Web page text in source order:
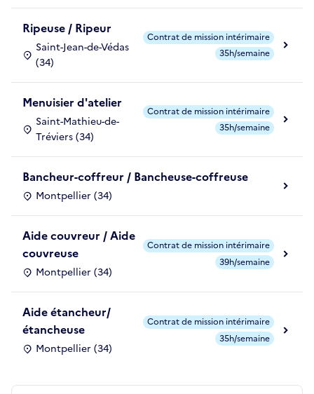
Ripeuse / Ripeur
Saint-Jean-de-Védas
(34)
Contrat de mission intérimaire
35h/semaine
Menuisier d'atelier
Saint-Mathieu-de-
Tréviers (34)
Contrat de mission intérimaire
35h/semaine
Bancheur-coffreur / Bancheuse-coffreuse
Montpellier (34)
Aide couvreur / Aide
couvreuse
Montpellier (34)
Contrat de mission intérimaire
39h/semaine
Aide étancheur/
étancheuse
Montpellier (34)
Contrat de mission intérimaire
35h/semaine